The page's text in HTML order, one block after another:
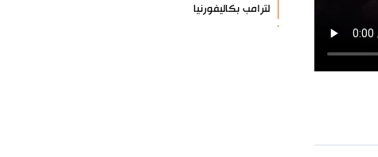
لترامب بكاليفورنيا